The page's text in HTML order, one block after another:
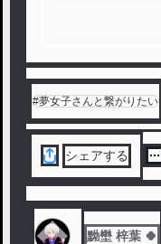
#夢女子さんと繋がりたい
シェアする
黝壄 梓葉 🍀